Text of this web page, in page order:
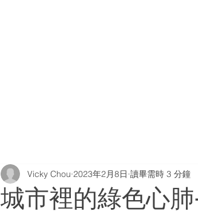
城市裡的綠色心
Vicky Chou 2023年2月8日 讀畢需時 3 分鐘